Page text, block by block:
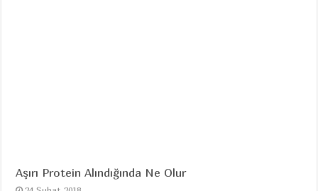
Aşırı Protein Alındığında Ne Olur